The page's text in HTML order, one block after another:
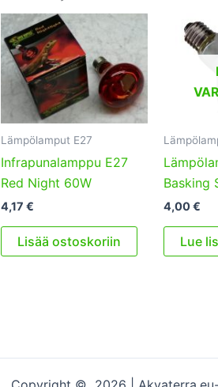
Lämpölamput E27
Infrapunalamppu E27
Red Night 60W
4,17 €
Lisää ostoskoriin
Basking
4,00€
Lue